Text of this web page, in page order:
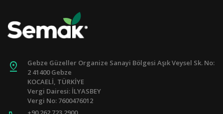
pin_drop
Gebze Güzeller Organize Sanayi Bölgesi Aşık Veysel Sk. No:
2 41400 Gebze
KOCAELİ, TÜRKİYE
Vergi Dairesi: İLYASBEY
Vergi No: 7600476012